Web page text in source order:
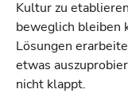
Kultur zu
beweglich bleiben
Lösungen
etwas
nicht klappt.